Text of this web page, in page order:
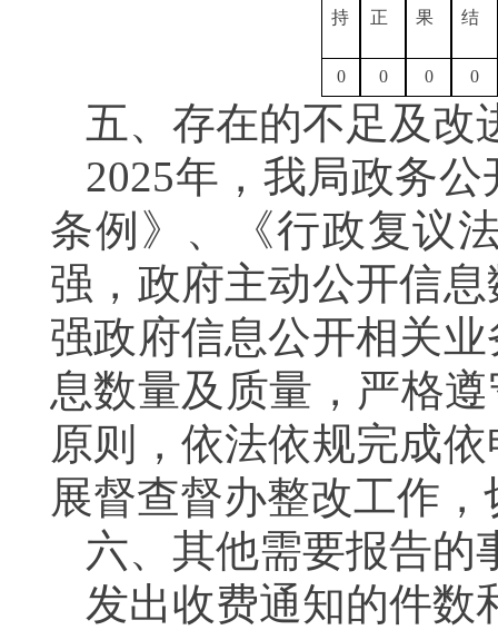
持
正
果
结
0 0 0 0
五、存在的不足及改
2025年，我局政务
条例》、《行政复议
强，政府主动公开信
强政府信息公开相关
息数量及质量，严格
原则，依法依规完成
展督查督办整改工作
六、其他需要报告的
发出收费通知的件数